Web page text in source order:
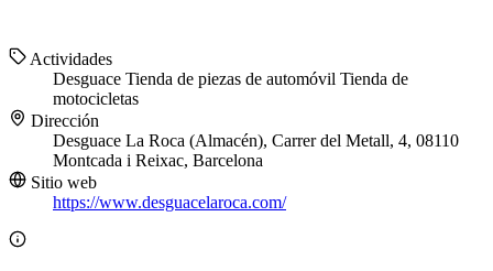
Actividades
Desguace Tienda de piezas de automóvil Tienda de
motocicletas
Dirección
Desguace La Roca (Almacén), Carrer del Metall, 4, 08110
Montcada i Reixac, Barcelona
Sitio web
https://www.desguacelaroca.com/